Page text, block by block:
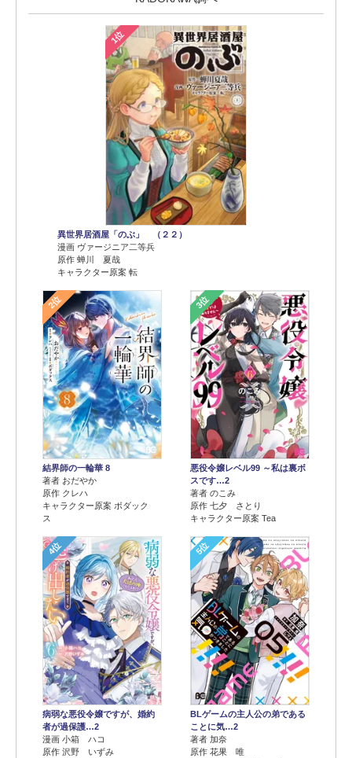
1位
異世界居酒屋「のぶ」 （２２）
漫画 ヴァージニア二等兵
原作 蝉川 夏哉
キャラクター原案 転
2位
結界師の一輪華 8
著者 おだやか
原作 クレハ
キャラクター原案 ボダック
ス
3位
悪役令嬢レベル99 ～私は裏ボ
スです…2
著者 のこみ
原作 七夕 さとり
キャラクター原案 Tea
4位
病弱な悪役令嬢ですが、婚約
者が過保護…2
漫画 小箱 ハコ
原作 沢野 いずみ
5位
BLゲームの主人公の弟である
ことに気…2
著者 加奈
原作 花果 唯